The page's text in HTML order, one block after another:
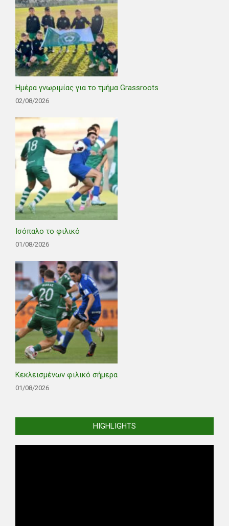
Ημέρα γνωριμίας για το τμήμα Grassroots
02/08/2026
Ισόπαλο το φιλικό
01/08/2026
Κεκλεισμένων φιλικό σήμερα
01/08/2026
HIGHLIGHTS